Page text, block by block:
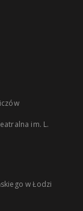
im. L.
w Łodzi